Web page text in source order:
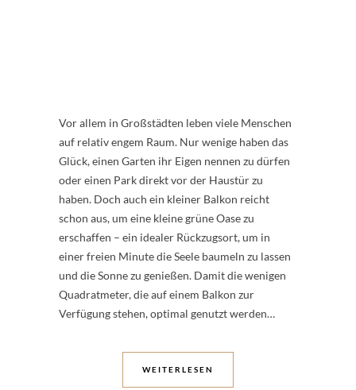
Vor allem in Großstädten leben viele Menschen
auf relativ engem Raum. Nur wenige haben das
Glück, einen Garten ihr Eigen nennen zu dürfen
oder einen Park direkt vor der Haustür zu
haben. Doch auch ein kleiner Balkon reicht
schon aus, um eine kleine grüne Oase zu
erschaffen – ein idealer Rückzugsort, um in
einer freien Minute die Seele baumeln zu lassen
und die Sonne zu genießen. Damit die wenigen
Quadratmeter, die auf einem Balkon zur
Verfügung stehen, optimal genutzt werden…
WEITERLESEN